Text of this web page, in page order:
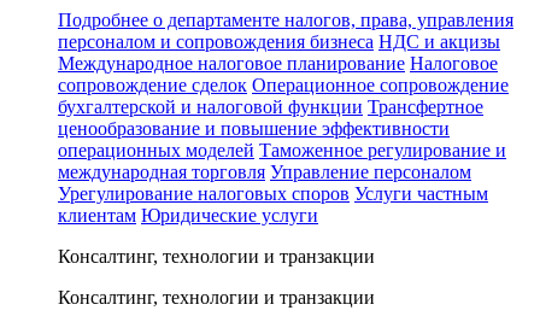
Подробнее о департаменте налогов, права, управления
персоналом и сопровождения бизнеса НДС и акцизы
Международное налоговое планирование Налоговое
сопровождение сделок Операционное сопровождение
бухгалтерской и налоговой функции Трансфертное
ценообразование и повышение эффективности
операционных моделей Таможенное регулирование и
международная торговля Управление персоналом
Урегулирование налоговых споров Услуги частным
клиентам Юридические услуги
Консалтинг, технологии и транзакции
Консалтинг, технологии и транзакции